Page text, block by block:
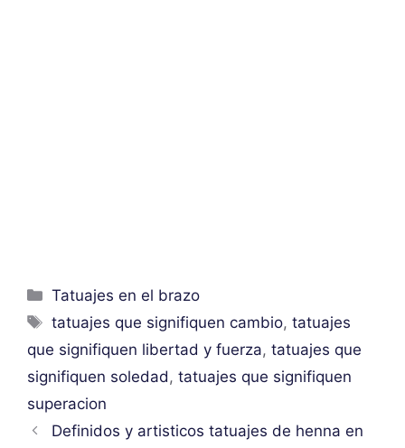
Categorías
Tatuajes en el brazo
Etiquetas
tatuajes que signifiquen cambio,tatuajes
que signifiquen libertad y fuerza, tatuajes que
signifiquen soledad, tatuajes que signifiquen
superacion
Definidos y artisticos tatuajes de henna en